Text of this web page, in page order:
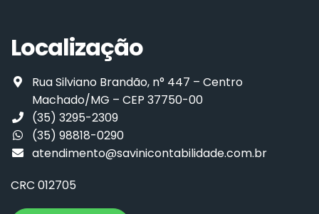
Localização
Rua Silviano Brandão, n° 447 – Centro
Machado/MG – CEP 37750-00
(35) 3295-2309
(35) 98818-0290
atendimento@savinicontabilidade.com.br
CRC 012705